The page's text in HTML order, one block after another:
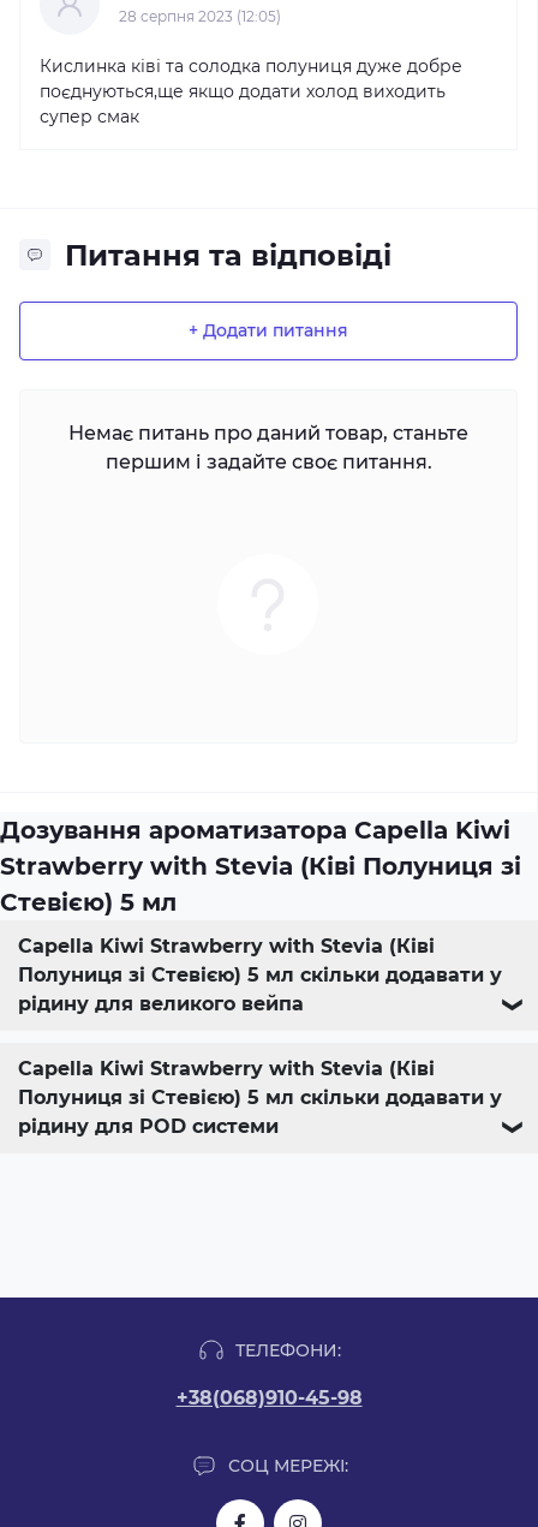
28 серпня 2023 (12:05)
Кислинка ківі та солодка полуниця дуже добре
поєднуються,ще якщо додати холод виходить
супер смак
Питання та відповіді
+ Додати питання
Немає питань про даний товар, станьте
першим і задайте своє питання.
Дозування ароматизатора Capella Kiwi
Strawberry with Stevia (Ківі Полуниця зі
Стевією) 5 мл
Capella Kiwi Strawberry with Stevia (Ківі
Полуниця зі Стевією) 5 мл скільки додавати у
рідину для великого вейпа
❯
Capella Kiwi Strawberry with Stevia (Ківі
Полуниця зі Стевією) 5 мл скільки додавати у
рідину для POD системи
❯
ТЕЛЕФОНИ:
+38(068)910-45-98
СОЦ МЕРЕЖІ: